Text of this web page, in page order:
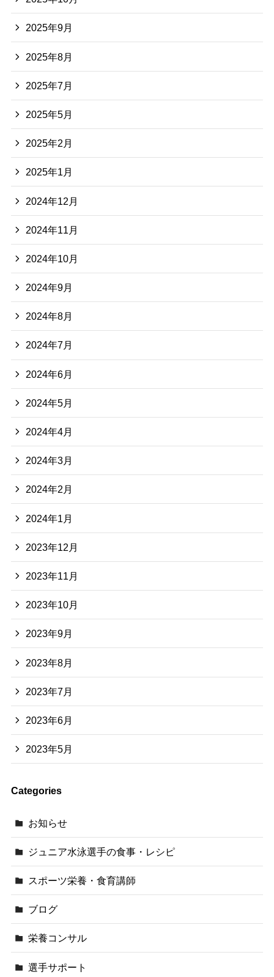
2025年9月
2025年8月
2025年7月
2025年5月
2025年2月
2025年1月
2024年12月
2024年11月
2024年10月
2024年9月
2024年8月
2024年7月
2024年6月
2024年5月
2024年4月
2024年3月
2024年2月
2024年1月
2023年12月
2023年11月
2023年10月
2023年9月
2023年8月
2023年7月
2023年6月
2023年5月
Categories
お知らせ
ジュニア水泳選手の食事・レシピ
スポーツ栄養・食育講師
ブログ
栄養コンサル
選手サポート